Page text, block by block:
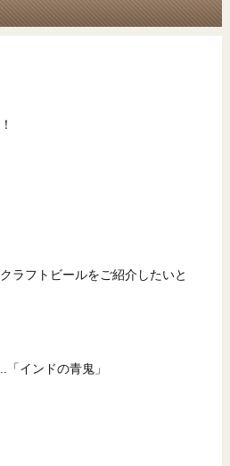
ラフトビールをご紹介したいと
インドの青鬼」